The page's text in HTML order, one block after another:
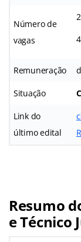
Número de
vagas
Remuneração
Situação
Link do
último edital
Resumo
e Técnico